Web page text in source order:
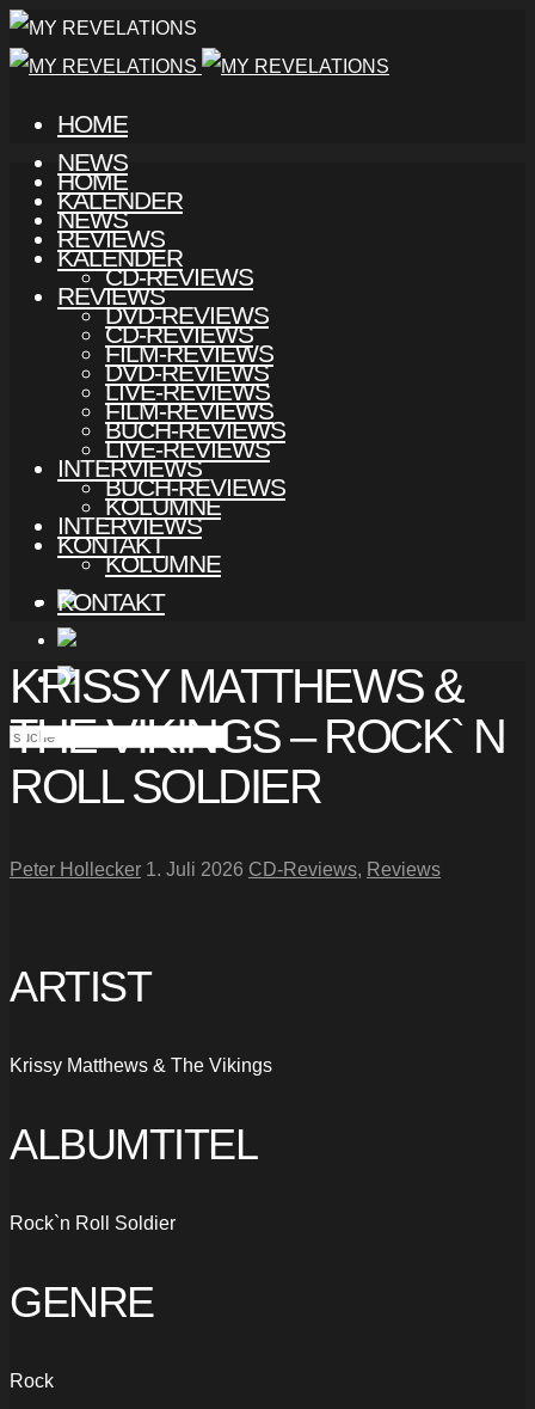
HOME
NEWS
KALENDER
REVIEWS
CD-REVIEWS
DVD-REVIEWS
FILM-REVIEWS
LIVE-REVIEWS
BUCH-REVIEWS
INTERVIEWS
KOLUMNE
KONTAKT
HOME
NEWS
KALENDER
REVIEWS
CD-REVIEWS
DVD-REVIEWS
FILM-REVIEWS
LIVE-REVIEWS
BUCH-REVIEWS
INTERVIEWS
KOLUMNE
KONTAKT
KRISSY MATTHEWS &
THE VIKINGS – ROCK` N
ROLL SOLDIER
Peter Hollecker 1. Juli 2026 CD-Reviews, Reviews
ARTIST
Krissy Matthews & The Vikings
ALBUMTITEL
Rock`n Roll Soldier
GENRE
Rock